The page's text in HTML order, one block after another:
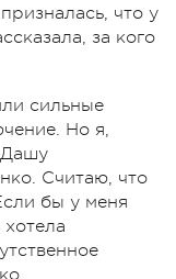
что у
за кого
сильные
Но я,
Дашу
Считаю, что
бы у меня